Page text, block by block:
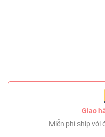
Giao
Miễn phí ship với